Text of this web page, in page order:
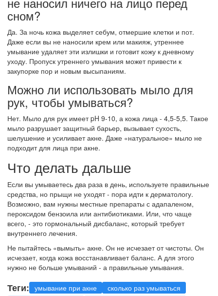
сном?
Да. За ночь кожа выделяет себум, отмершие клетки и пот.
Даже если вы не наносили крем или макияж, утреннее
умывание удаляет эти излишки и готовит кожу к дневному
уходу. Пропуск утреннего умывания может привести к
закупорке пор и новым высыпаниям.
Можно ли использовать мыло для
рук, чтобы умываться?
Нет. Мыло для рук имеет pH 9-10, а кожа лица - 4,5-5,5. Такое
мыло разрушает защитный барьер, вызывает сухость,
шелушение и усиливает акне. Даже «натуральное» мыло не
подходит для лица при акне.
Что делать дальше
Если вы умываетесь два раза в день, используете правильные
средства, но прыщи не уходят - пора идти к дерматологу.
Возможно, вам нужны местные препараты с адапаленом,
пероксидом бензоила или антибиотиками. Или, что чаще
всего, - это гормональный дисбаланс, который требует
внутреннего лечения.
Не пытайтесь «вымыть» акне. Он не исчезает от чистоты. Он
исчезает, когда кожа восстанавливает баланс. А для этого
нужно не больше умываний - а правильные умывания.
Теги: умывание при акне
сколько раз умываться